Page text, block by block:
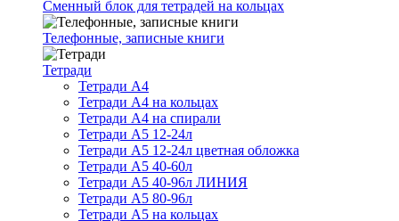
Сменный блок для тетрадей на кольцах
Телефонные, записные книги
Тетради
Тетради А4
Тетради А4 на кольцах
Тетради А4 на спирали
Тетради А5 12-24л
Тетради А5 12-24л цветная обложка
Тетради А5 40-60л
Тетради А5 40-96л ЛИНИЯ
Тетради А5 80-96л
Тетради А5 на кольцах